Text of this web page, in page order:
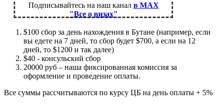
Подписывайтесь на наш канал в MAX
"Все о визах"
$100 сбор за день нахождения в Бутане (например, если
вы едете на 7 дней, то сбор будет $700, а если на 12
дней, то $1200 и так далее)
$40 - консульский сбор
20000 руб – наша фиксированная комиссия за
оформление и проведение оплаты.
Все суммы рассчитываются по курсу ЦБ на день оплаты + 5%